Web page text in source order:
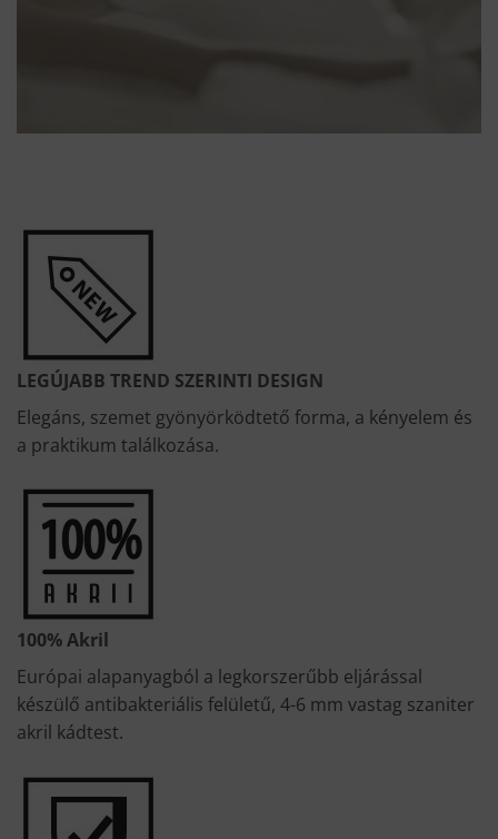
LEGÚJABB TREND SZERINTI DESIGN
Elegáns, szemet gyönyörködtető forma, a kényelem és
a praktikum találkozása.
100% Akril
Európai alapanyagból a legkorszerűbb eljárással
készülő antibakteriális felületű, 4-6 mm vastag szaniter
akril kádtest.